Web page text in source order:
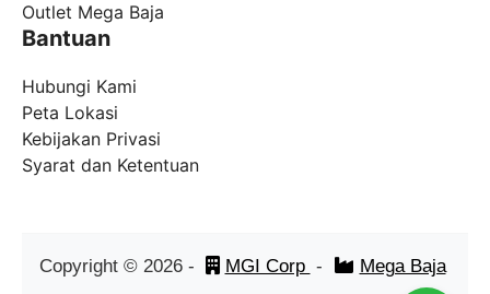
Outlet Mega Baja
Bantuan
Hubungi Kami
Peta Lokasi
Kebijakan Privasi
Syarat dan Ketentuan
Copyright © 2026- MGI Corp - Mega Baja